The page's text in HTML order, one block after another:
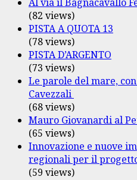
(82 views)
PISTA A QUOTA 13
(78 views)
PISTA D’ARGENTO
(73 views)
Le parole del mare,
Cavezzali
(68 views)
Mauro Giovanardi al
(65 views)
Innovazione e nuove
regionali per il
(59 views)